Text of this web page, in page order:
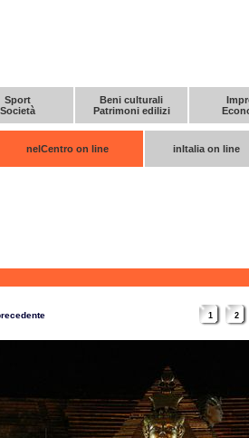
Sport
Società
Beni culturali
Patrimoni edilizi
nelCentro on line inItalia on line
1 2